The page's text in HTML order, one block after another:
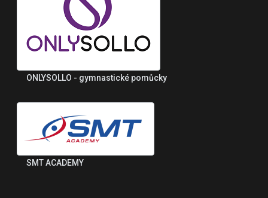
ONLYSOLLO - gymnastické pomůcky
SMT ACADEMY